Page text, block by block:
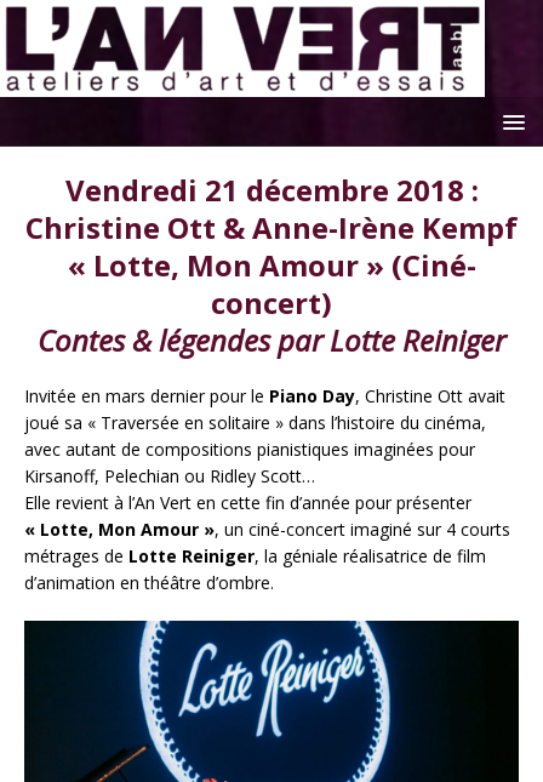
Vendredi 21 décembre 2018 :
Christine Ott & Anne-Irène Kempf
« Lotte, Mon Amour » (Ciné-
concert)
Contes & légendes par Lotte Reiniger
Invitée en mars dernier pour le Piano Day, Christine Ott avait
joué sa « Traversée en solitaire » dans l’histoire du cinéma,
avec autant de compositions pianistiques imaginées pour
Kirsanoff, Pelechian ou Ridley Scott…
Elle revient à l’An Vert en cette fin d’année pour présenter
« Lotte, Mon Amour », un ciné-concert imaginé sur 4 courts
métrages de Lotte Reiniger, la géniale réalisatrice de film
d’animation en théâtre d’ombre.